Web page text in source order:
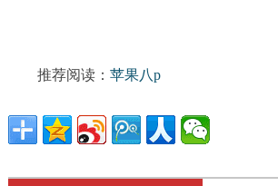
推荐阅读： 苹果八p